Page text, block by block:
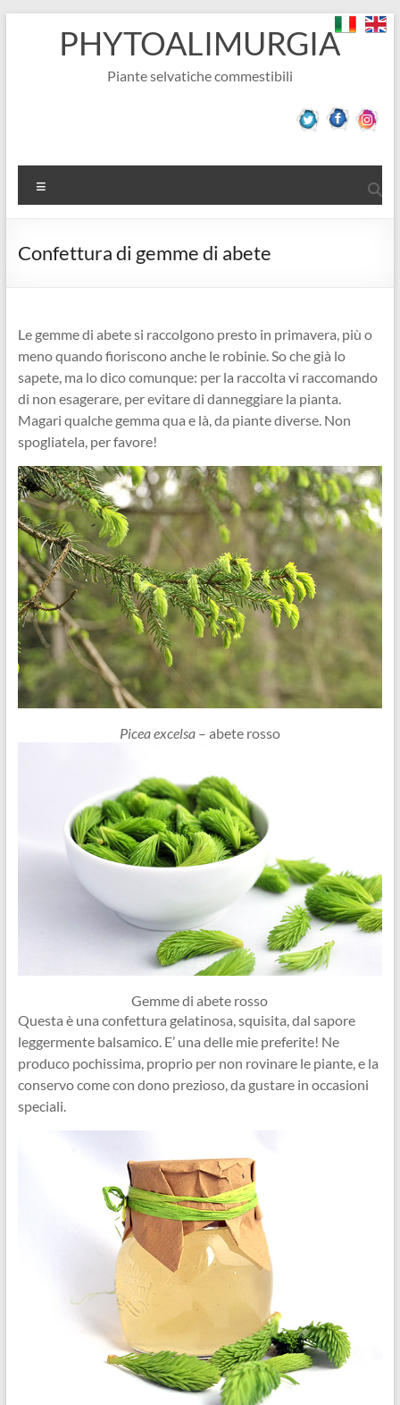
contenutoPHYTOALIMURGIA
Piante selvatiche commestibili
Confettura di gemme di abete
Le gemme di abete si raccolgono presto in primavera, più o
meno quando fioriscono anche le robinie. So che già lo
sapete, ma lo dico comunque: per la raccolta vi raccomando
di non esagerare, per evitare di danneggiare la pianta.
Magari qualche gemma qua e là, da piante diverse. Non
spogliatela, per favore!
Picea excelsa– abete rosso
Gemme di abete rosso
Questa è una confettura gelatinosa, squisita, dal sapore
leggermente balsamico. E’ una delle mie preferite! Ne
produco pochissima, proprio per non rovinare le piante, e la
conservo come con dono prezioso, da gustare in occasioni
speciali.